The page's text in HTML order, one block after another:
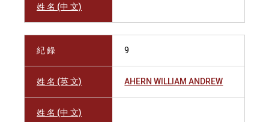
姓 名 (中 文)
紀 錄 9
姓 名 (英 文) AHERN WILLIAM ANDREW
姓 名 (中 文)